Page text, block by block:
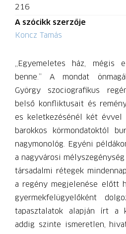
216
A szócikk szerzője
Koncz Tamás
„Egyemeletes ház, mégis
benne.” A mondat
György szociografikus
belső konfliktusait és
es keletkezésénél két évvel
barokkos körmondatoktól
nagymonológ. Egyéni
a nagyvárosi
társadalmi rétegek
a regény megjelenése előtt
gyermekfelügyelőként
tapasztalatok alapján írt a
addig szinte ismeretlen,